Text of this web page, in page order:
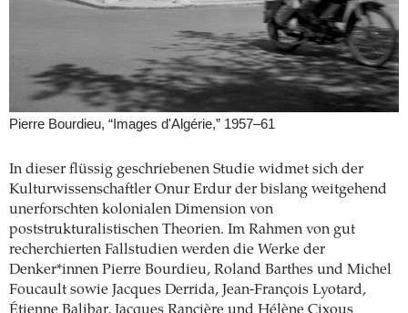
Pierre Bourdieu, “Images d'Algérie,” 1957–61
In dieser flüssig geschriebenen Studie widmet sich der
Kulturwissenschaftler Onur Erdur der bislang weitgehend
unerforschten kolonialen Dimension von
poststrukturalistischen Theorien. Im Rahmen von gut
recherchierten Fallstudien werden die Werke der
Denker*innen Pierre Bourdieu, Roland Barthes und Michel
Foucault sowie Jacques Derrida, Jean-François Lyotard,